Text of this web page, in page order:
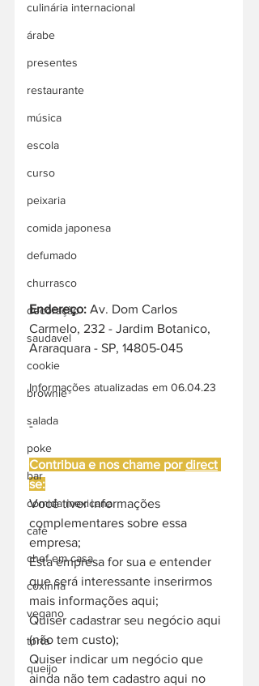
culinária internacional
árabe
presentes
restaurante
música
escola
curso
peixaria
comida japonesa
defumado
churrasco
decoração
saudavel
cookie
brownie
salada
poke
bar
comida mexicana
café
chef em casa
coxinha
vegano
torta
queijo
Endereço: Av. Dom Carlos
Carmelo, 232 - Jardim Botanico,
Araraquara - SP, 14805-045
Informações atualizadas em 06.04.23
-
Contribua e nos chame por direct
se:
Você tiver informações
complementares sobre essa
empresa;
Esta empresa for sua e entender
que será interessante inserirmos
mais informações aqui;
Quiser cadastrar seu negócio aqui
(não tem custo);
Quiser indicar um negócio que
ainda não tem cadastro aqui no